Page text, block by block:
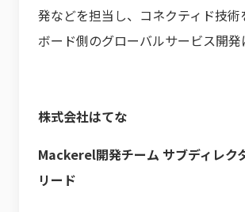
発などを担当し、コネクティド技術
ボード側のグローバルサービス開発
株式会社はてな
Mackerel開発チーム サブディレク
リード